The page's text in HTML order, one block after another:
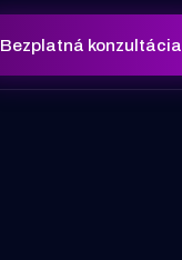
Bezplatná konzultácia